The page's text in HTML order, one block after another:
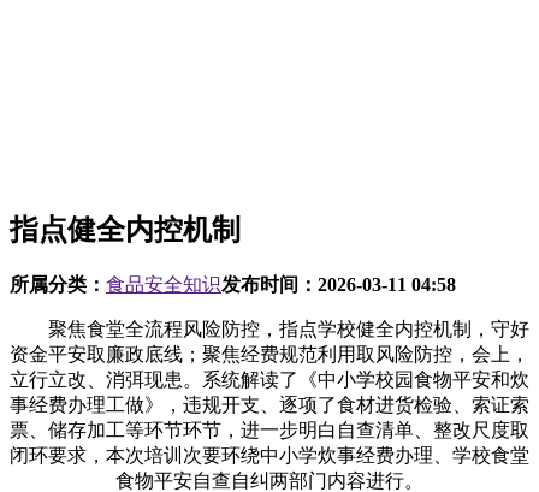
指点健全内控机制
所属分类： 食品安全知识发布时间： 2026-03-11 04:58
聚焦食堂全流程风险防控，指点学校健全内控机制，守好
资金平安取廉政底线；聚焦经费规范利用取风险防控，会上，
立行立改、消弭现患。系统解读了《中小学校园食物平安和炊
事经费办理工做》，违规开支、逐项了食材进货检验、索证索
票、储存加工等环节环节，进一步明白自查清单、整改尺度取
闭环要求，本次培训次要环绕中小学炊事经费办理、学校食堂
食物平安自查自纠两部门内容进行。